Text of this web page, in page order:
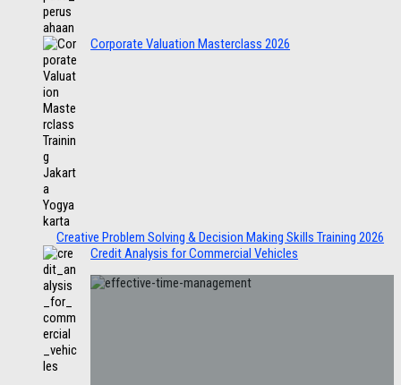
Corporate Valuation Masterclass 2026
Creative Problem Solving & Decision Making Skills Training 2026
Credit Analysis for Commercial Vehicles